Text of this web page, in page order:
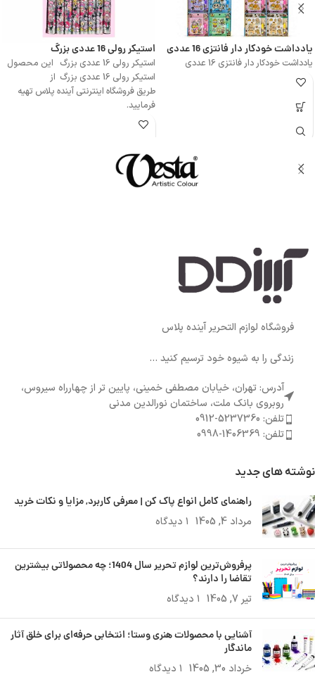
یادداشت خودکار دار فانتزی 16 عددی
یادداشت خودکار دار فانتزی 16 عددی
استیکر رولی 16 عددی بزرگ
استیکر رولی 16 عددی بزرگ این محصول
استیکر رولی 16 عددی بزرگ از
طریق فروشگاه اینترنتی آینده پلاس تهیه
فرمایید.
فروشگاه لوازم التحریر آینده پلاس
زندگی را به شیوه خود ترسیم کنید ...
آدرس: تهران، خیابان مصطفی خمینی، پایین تر از چهارراه سیروس،
روبروی بانک ملت، ساختمان نورالدین مدنی
تلفن: 5237360-0912
تلفن: 1406369-0998
نوشته های جدید
راهنمای کامل انواع پاک کن | معرفی کاربرد, مزایا و نکات خرید
مرداد 4, 1405 ۱ دیدگاه
پرفروش‌ترین لوازم تحریر سال 1404؛ چه محصولاتی بیشترین
تقاضا را دارند؟
تیر 7, 1405 ۱ دیدگاه
آشنایی با محصولات هنری وستا؛ انتخابی حرفه‌ای برای خلق آثار
ماندگار
خرداد 30, 1405 ۱ دیدگاه